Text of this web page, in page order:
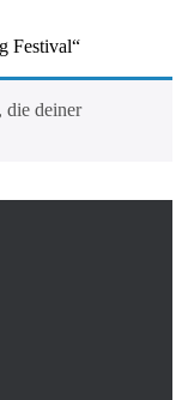
Festival“
die deiner